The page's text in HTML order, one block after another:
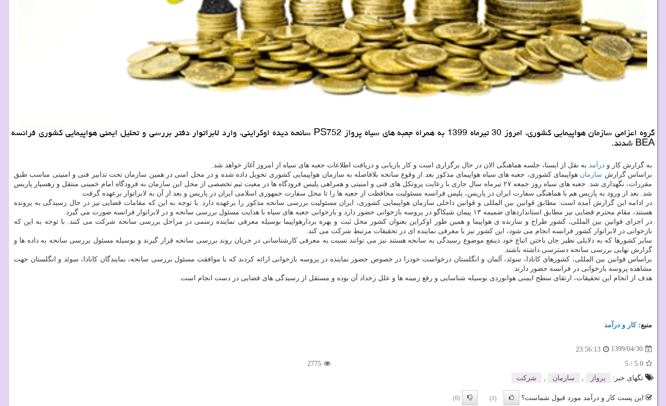
گروه اعزامی سازمان هواپیمایی كشوری، امروز 30 تیرماه 1399 به همراه جعبه های سیاه پرواز PS752 سانحه دیده اوكراینی، وارد لابراتوار دفتر بررسی و تحلیل ایمنی هواپیمایی كشوری فرانسه
BEA شدند.
به گزارش کار و درآمد به نقل از ایسنا، جلسه هماهنگی الان در حال برگزاری است و کار بازیابی و دریافت اطلاعات جعبه های سیاه از امروز آغاز خواهد شد.
براساس گزارش سازمان هواپیمای کشوری، جعبه های سیاه هواپیمای مذکور بعد از وقوع سانحه بلافاصله به سازمان هواپیمایی کشوری تحویل داده شده و در محل امنی در همین سازمان تحت تدابیر فنی و امنیتی مناسب طبق
مقررات، نگهداری شد. جعبه های سیاه روز جمعه ۲۷ تیرماه سال جاری با رعایت پروتکل های فنی و امنیتی و همراهی پلیس فرودگاه ها در معیت تیم تخصصی از محل این سازمان به فرودگاه امام خمینی منتقل و رهسپار پاریس
شد. بعد از ورود به پاریس هم با هماهنگی سفارت ایران در پاریس، پلیس فرانسه مسئولیت محافظت از جعبه ها را تا محل سفارت جمهوری اسلامی ایران در پاریس و بعد از آن به لابراتوار برعهده گرفت.
در ادامه این گزارش آمده است: مطابق قوانین بین المللی و قوانین داخلی سازمان هواپیمایی کشوری، ایران مسئولیت بررسی سانحه مذکور را برعهده دارد. با توجه به این که مقامات قضایی نیز در حال رسیدگی به پرونده
هستند، مقام محترم قضایی نیز مطابق استانداردهای ضمیمه ۱۳ پیمان شیکاگو در پروسه بازخوانی حضور دارد و بازخوانی جعبه های سیاه با هدایت مسئول بررسی سانحه و در لابراتوار فرانسه صورت می گیرد.
در اجرای قوانین بین المللی، کشور طراح و سازنده ی هواپیما و همین طور اوکراین بعنوان کشور محل ثبت و بهره بردارهواپیما بوسیله معرفی نماینده رسمی در مراحل بررسی سانحه شرکت می کنند. با توجه به این که
بازخوانی در لابراتوار کشور فرانسه انجام می شود، این کشور نیز با معرفی نماینده ای در تحقیقات مرتبط شرکت می کند.
سایر کشورها که به دلایلی نظیر جان باختن اتباع خود ذینفع موضوع رسیدگی به سانحه هستند نیز می توانند نسبت به معرفی کارشناسانی در جریان روند بررسی سانحه قرار گیرند و بوسیله مسئول بررسی سانحه به داده ها و
گزارش نهایی بررسی سانحه دسترسی داشته باشند.
براساس قوانین بین المللی، کشورهای کانادا، سوئد، آلمان و انگلستان درخواست خودرا در خصوص حضور نماینده در پروسه بازخوانی ارائه کردند که با موافقت مسئول بررسی سانحه، نمایندگان کانادا، سوئد و انگلستان جهت
مشاهده پروسه بازخوانی در فرانسه حضور دارند.
هدف از انجام این تحقیقات، ارتقای سطح ایمنی هوانوردی بوسیله شناسایی و رفع زمینه ها و علل رخداد آن بوده و مستقل از رسیدگی های قضایی در دست انجام است.
منبع:كار و درآمد
1399/04/30
23:56:13
5.0
/
5
2775
تگهای خبر:
پرواز , سازمان , شركت
این پست کار و درآمد مورد قبول شماست؟ (1)
(0)